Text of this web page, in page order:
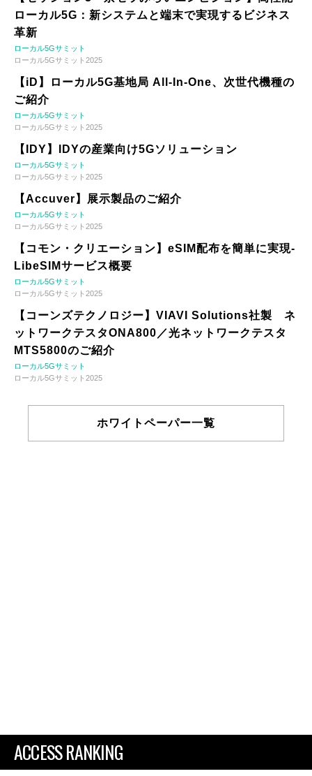
ローカル5G：新システムと端末で実現するビジネス
革新
ローカル5Gサミット
ローカル5Gサミット2025
【iD】ローカル5G基地局 All-In-One、次世代機種の
ご紹介
ローカル5Gサミット
ローカル5Gサミット2025
【IDY】IDYの産業向け5Gソリューション
ローカル5Gサミット
ローカル5Gサミット2025
【Accuver】展示製品のご紹介
ローカル5Gサミット
ローカル5Gサミット2025
【コモン・クリエーション】eSIM配布を簡単に実現-
LibeSIMサービス概要
ローカル5Gサミット
ローカル5Gサミット2025
【コーンズテクノロジー】VIAVI Solutions社製 ネ
ットワークテスタONA800／光ネットワークテスタ
MTS5800のご紹介
ローカル5Gサミット
ローカル5Gサミット2025
ホワイトペーパー一覧
ACCESS RANKING